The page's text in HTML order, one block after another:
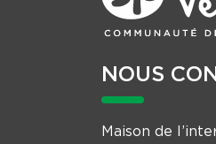
NOUS
Maison de